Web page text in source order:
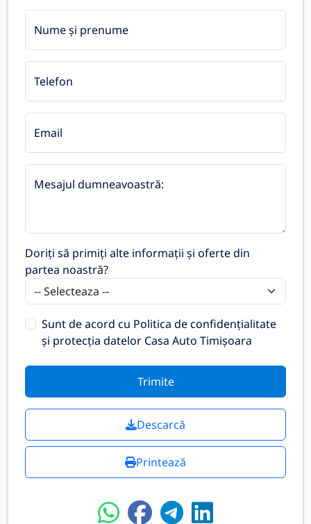
Nume și prenume
Telefon
Email
Mesajul dumneavoastră:
Doriți să primiți alte informații și oferte din
partea noastră?
Sunt de acord cu Politica de confidențialitate
și protecția datelor Casa Auto Timișoara
Trimite
Descarcă
Printează